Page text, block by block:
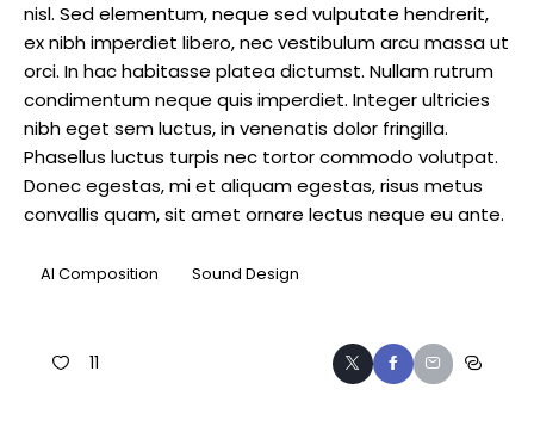
nisl. Sed elementum, neque sed vulputate hendrerit,
ex nibh imperdiet libero, nec vestibulum arcu massa ut
orci. In hac habitasse platea dictumst. Nullam rutrum
condimentum neque quis imperdiet. Integer ultricies
nibh eget sem luctus, in venenatis dolor fringilla.
Phasellus luctus turpis nec tortor commodo volutpat.
Donec egestas, mi et aliquam egestas, risus metus
convallis quam, sit amet ornare lectus neque eu ante.
AI Composition Sound Design
11